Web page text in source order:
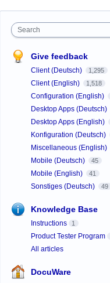
Search
Give feedback
Client (Deutsch) 1,295
Client (English) 1,518
Configuration (English)
Desktop Apps (Deutsch)
Desktop Apps (English)
Konfiguration (Deutsch)
Miscellaneous (English)
Mobile (Deutsch) 45
Mobile (English) 41
Sonstiges (Deutsch) 49
Knowledge Base
Instructions 1
Product Tester Program
All articles
DocuWare